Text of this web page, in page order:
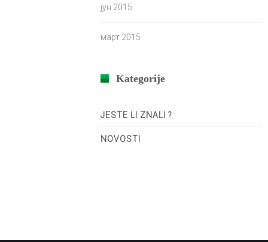
јун 2015
март 2015
Kategorije
JESTE LI ZNALI ?
NOVOSTI